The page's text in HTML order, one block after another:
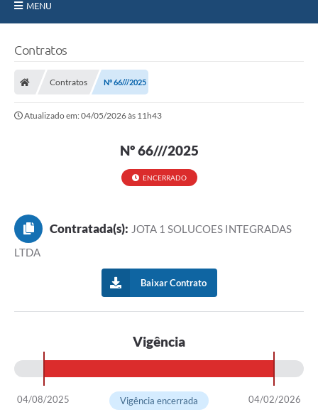
MENU
Serviços Online
Editais
Vagas de Emprego - PAT
Planos de Tecnologia da Informação e Comunicação
Via Rápida Empresa
Itinerário do Transporte Público de Itápolis
Contratos
Contratos Nº 66///2025
Atualizado em: 04/05/2026 às 11h43
Nº 66///2025
ENCERRADO
Contratada(s): JOTA 1 SOLUCOES INTEGRADAS
LTDA
Baixar Contrato
Vigência
04/08/2025 04/02/2026
Vigência encerrada